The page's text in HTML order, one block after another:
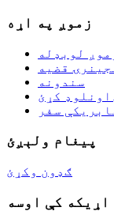
زموږ په اړه
لوبډله
قضیه
سندونه
کړئ
سفر
پیغام ولېږئ
ګډون وکړئ
اړیکه کې اوسه